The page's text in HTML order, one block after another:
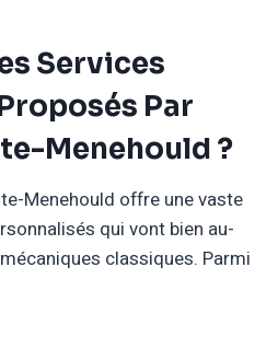
Services
Par
Menehould ?
Menehould offre une vaste
qui vont bien au-
classiques. Parmi